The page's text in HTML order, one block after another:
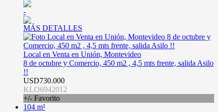
-
MÁS DETALLES
Local en Venta en Unión, Montevideo
8 de octubre y Comercio, 450 m2 , 4,5 mts frente, salida Asilo
!!
USD730.000
KLO6942012
+/- Favorito
104 m²